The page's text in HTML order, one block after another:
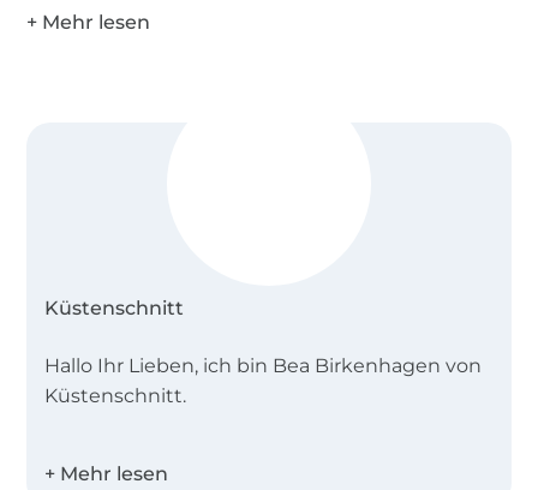
Küstenschnitt
Hallo Ihr Lieben, ich bin Bea Birkenhagen von
Küstenschnitt.